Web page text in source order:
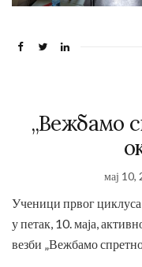
„Вежбамо
мај 10,
Ученици првог
у петак, 10. маја,
везби „Вежбамо